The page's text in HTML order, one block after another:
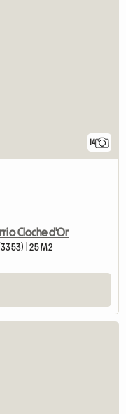
14
Cloche d'Or
| 25 M2